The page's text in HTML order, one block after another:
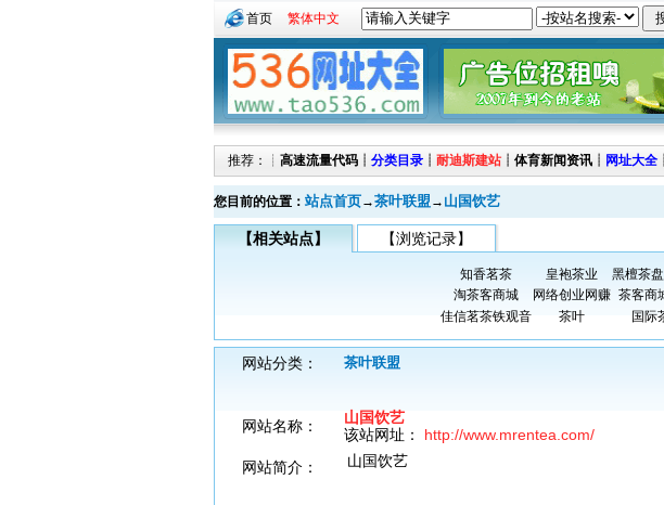
首页 繁体中文
推荐：┊ 高速流量代码 ┊ 分类目录 ┊ 耐迪斯建站 ┊ 体育新闻资讯 ┊ 网址大全 ┊
您目前的位置： 站点首页→茶叶联盟 → 山国饮艺
【相关站点】 【浏览记录】
知香茗茶 皇袍茶业 黑檀茶
淘茶客商城
网络创业网赚 茶客商
佳信茗茶铁观音
茶叶 国际
网站分类： 茶叶联盟
网站名称：
山国饮艺
该站网址： http://www.mrentea.com/
网站简介：
山国饮艺